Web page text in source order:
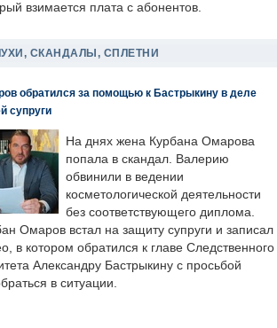
взимается плата с абонентов.
СКАНДАЛЫ, СПЛЕТНИ
обратился за помощью к Бастрыкину в деле
супруги
На днях жена Курбана Омарова
попала в скандал. Валерию
обвинили в ведении
косметологической деятельности
без соответствующего диплома.
Омаров встал на защиту супруги и записал
в котором обратился к главе Следственного
Александру Бастрыкину с просьбой
в ситуации.